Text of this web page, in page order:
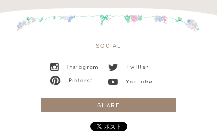
SOCIAL
SHARE